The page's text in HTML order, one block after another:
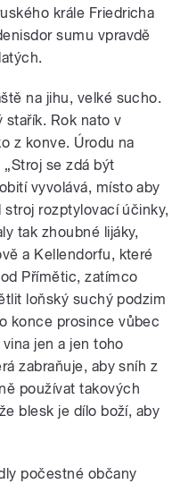
krále Friedricha
sumu vpravdě
na jihu, velké sucho.
stařík. Rok nato v
z konve. Úrodu na
se zdá být
vyvolává, místo aby
stroj rozptylovací účinky,
tak zhoubné lijáky,
a Kellendorfu, které
Přímětic, zatímco
loňský suchý podzim
konce prosince vůbec
jen a jen toho
zabraňuje, aby sníh z
používat takových
blesk je dílo boží, aby
počestné občany